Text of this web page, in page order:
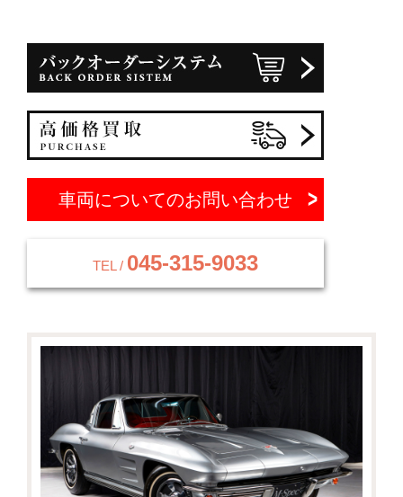
車両についてのお問い合わせ
TEL / 045-315-9033